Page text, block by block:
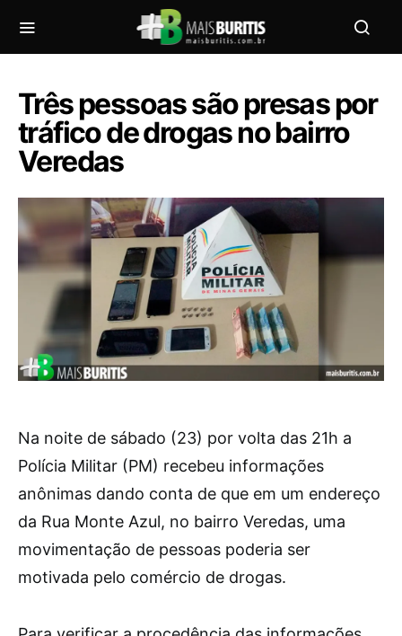
Três pessoas são presas por
tráfico de drogas no bairro
Veredas
Na noite de sábado (23) por volta das 21h a
Polícia Militar (PM) recebeu informações
anônimas dando conta de que em um endereço
da Rua Monte Azul, no bairro Veredas, uma
movimentação de pessoas poderia ser
motivada pelo comércio de drogas.